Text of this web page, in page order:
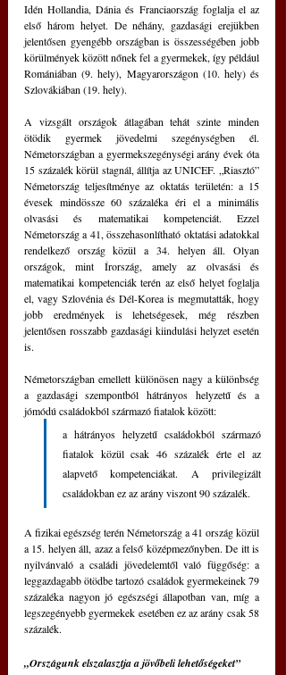
Idén Hollandia, Dánia és Franciaország foglalja el az
első három helyet. De néhány, gazdasági erejükben
jelentősen gyengébb országban is összességében jobb
körülmények között nőnek fel a gyermekek, így például
Romániában (9. hely), Magyarországon (10. hely) és
Szlovákiában (19. hely).
A vizsgált országok átlagában tehát szinte minden
ötödik gyermek jövedelmi szegénységben él.
Németországban a gyermekszegénységi arány évek óta
15 százalék körül stagnál, állítja az UNICEF. „Riasztó”
Németország teljesítménye az oktatás területén: a 15
évesek mindössze 60 százaléka éri el a minimális
olvasási és matematikai kompetenciát. Ezzel
Németország a 41, összehasonlítható oktatási adatokkal
rendelkező ország közül a 34. helyen áll. Olyan
országok, mint Írország, amely az olvasási és
matematikai kompetenciák terén az első helyet foglalja
el, vagy Szlovénia és Dél-Korea is megmutatták, hogy
jobb eredmények is lehetségesek, még részben
jelentősen rosszabb gazdasági kiindulási helyzet esetén
is.
Németországban emellett különösen nagy a különbség
a gazdasági szempontból hátrányos helyzetű és a
jómódú családokból származó fiatalok között:
a hátrányos helyzetű családokból származó
fiatalok közül csak 46 százalék érte el az
alapvető kompetenciákat. A privilegizált
családokban ez az arány viszont 90 százalék.
A fizikai egészség terén Németország a 41 ország közül
a 15. helyen áll, azaz a felső középmezőnyben. De itt is
nyilvánvaló a családi jövedelemtől való függőség: a
leggazdagabb ötödbe tartozó családok gyermekeinek 79
százaléka nagyon jó egészségi állapotban van, míg a
legszegényebb gyermekek esetében ez az arány csak 58
százalék.
„Országunk elszalasztja a jövőbeli lehetőségeket”